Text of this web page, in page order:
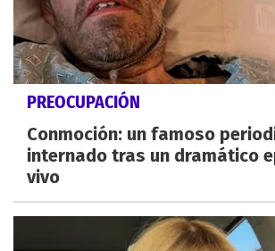
PREOCUPACIÓN
Conmoción: un famoso
internado tras un dramático
vivo